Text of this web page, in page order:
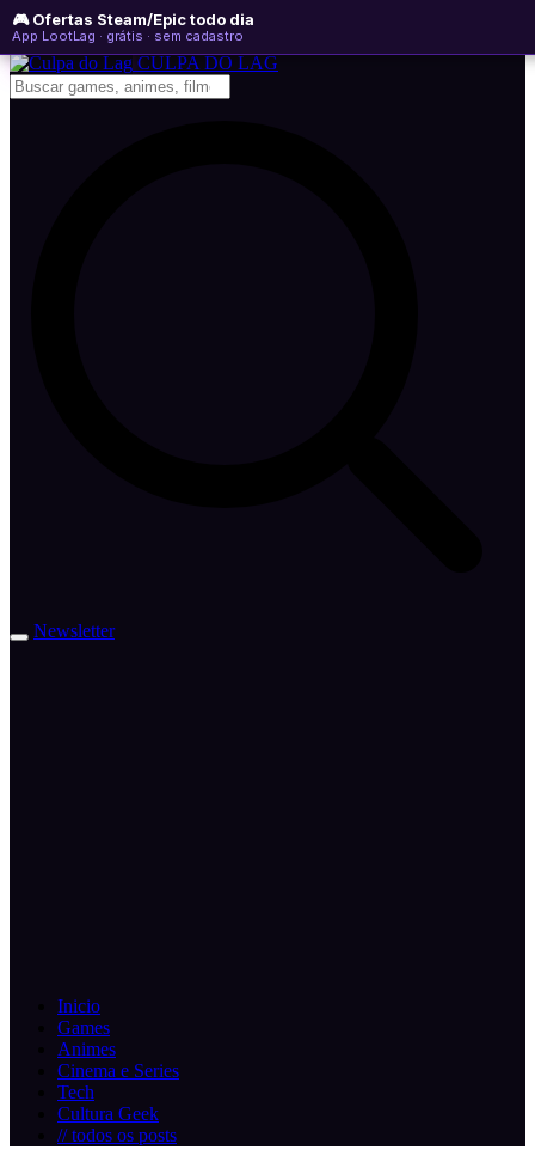
🎮 Ofertas Steam/Epic todo dia
App LootLag · grátis · sem cadastro
sexta-feira, 07 de agosto de 2026
Newsletter
CULPA DO LAG
Newsletter
Inicio
Games
Animes
Cinema e Series
Tech
Cultura Geek
// todos os posts